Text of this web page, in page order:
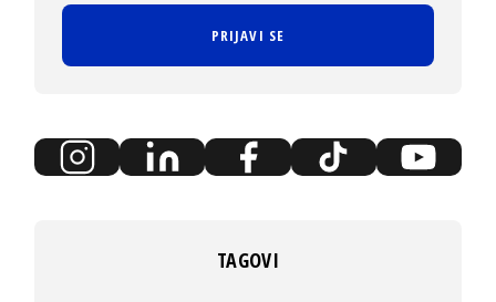
PRIJAVI SE
TAGOVI